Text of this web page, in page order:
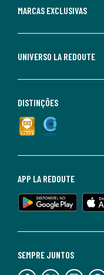
MARCAS EXCLUSIVAS
UNIVERSO LA REDOUTE
SEMPRE JUNTOS
APP LA REDOUTE
DISTINÇÕES